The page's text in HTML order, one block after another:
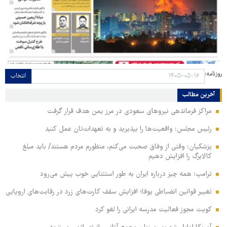
روزنامه: انتخاب
آخرین مطالب
مراکز فرماندهی نیروهای سعودی در مرز یمن هدف قرار گرفت
رئیس مجلس: واقعیت‌ها را بپذیرید و به تعهدات‌تان عمل کنید
پزشکیان: وقتی از وفاق صحبت می‌کنم، منظورم مردم هستند/ باید مبلغ
کالابرگ را افزایش دهیم
ترامپ: همه چیز درباره ایران به طور استثنایی خوب پیش می‌رود
تغییر قوانین انضباطی یوفا؛ افزایش سقف کارت‌های زرد در رقابت‌های اروپایی
کویت مجوز فعالیت مدرسه ایرانی را لغو کرد